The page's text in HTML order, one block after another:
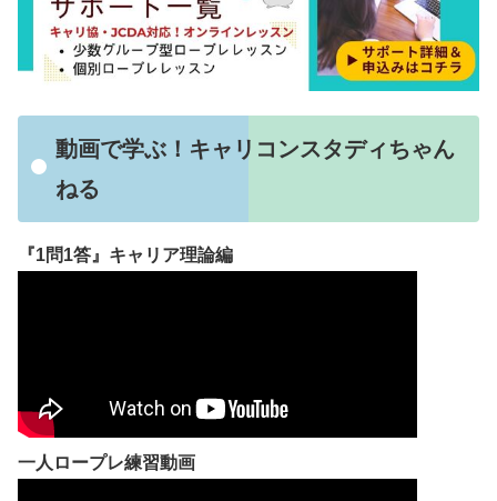
動画で学ぶ！キャリコンスタディちゃん
ねる
『1問1答』キャリア理論編
一人ロープレ練習動画